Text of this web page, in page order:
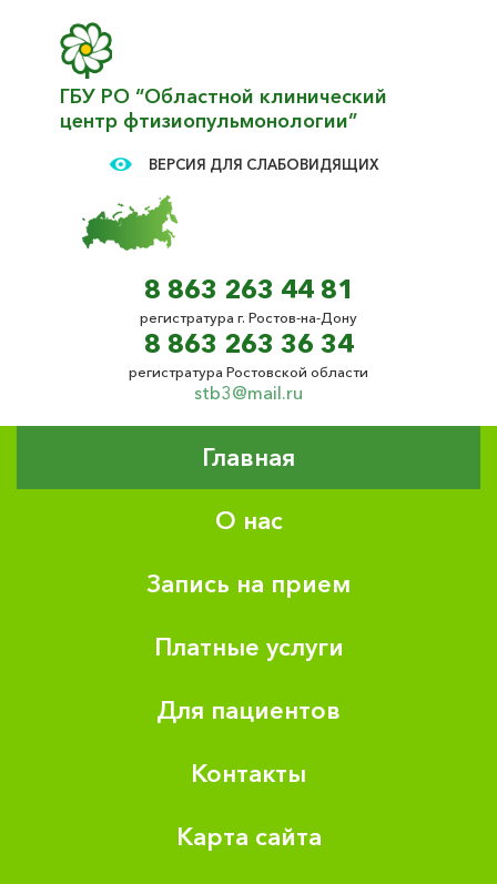
ГБУ РО “Областной клинический
центр фтизиопульмонологии”
ВЕРСИЯ ДЛЯ СЛАБОВИДЯЩИХ
8 863 263 44 81
регистратура г. Ростов-на-Дону
8 863 263 36 34
регистратура Ростовской области
stb3@mail.ru
Главная
О нас
Запись на прием
Платные услуги
Для пациентов
Контакты
Карта сайта